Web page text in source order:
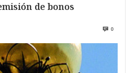
de bonos
0